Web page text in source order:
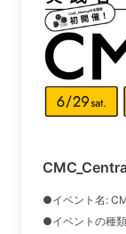
●イベント名:
●イベントの種